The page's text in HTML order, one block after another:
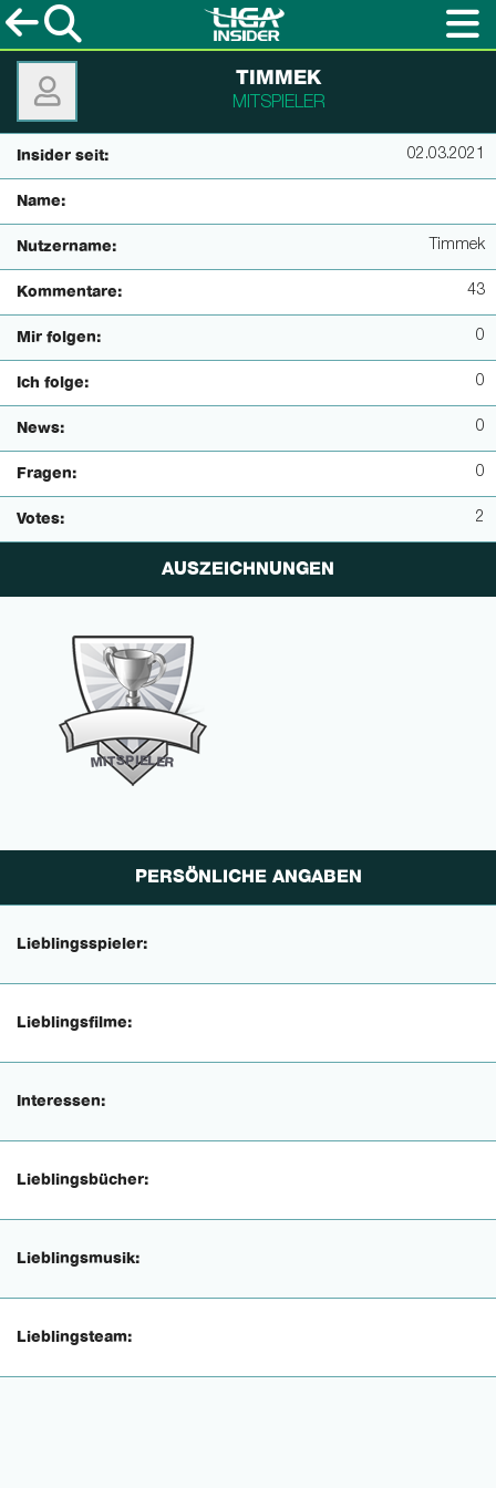
TIMMEK
MITSPIELER
Insider seit: 02.03.2021
Name:
Nutzername: Timmek
Kommentare: 43
Mir folgen: 0
Ich folge: 0
News: 0
Fragen: 0
Votes: 2
AUSZEICHNUNGEN
MITSPIELER
PERSÖNLICHE ANGABEN
Lieblingsspieler:
Lieblingsfilme:
Interessen:
Lieblingsbücher:
Lieblingsmusik:
Lieblingsteam: